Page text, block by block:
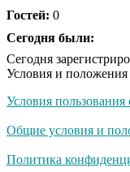
Гостей: 0
Сегодня были:
Сегодня
Условия и положения
Условия пользования
Общие условия и
Политика